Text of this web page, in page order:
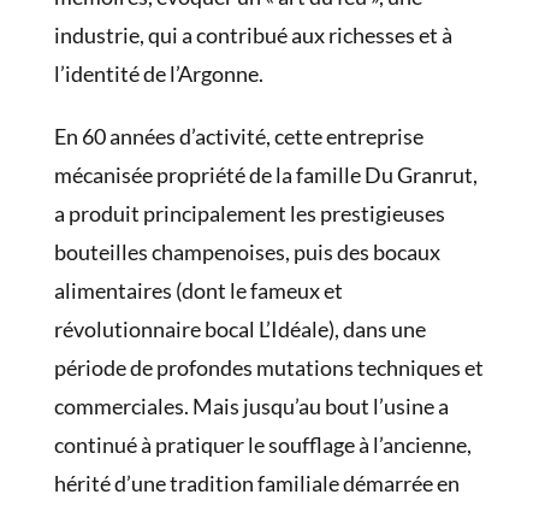
industrie, qui a contribué aux richesses et à
l’identité de l’Argonne.
En 60 années d’activité, cette entreprise
mécanisée propriété de la famille Du Granrut,
a produit principalement les prestigieuses
bouteilles champenoises, puis des bocaux
alimentaires (dont le fameux et
révolutionnaire bocal L’Idéale), dans une
période de profondes mutations techniques et
commerciales. Mais jusqu’au bout l’usine a
continué à pratiquer le soufflage à l’ancienne,
hérité d’une tradition familiale démarrée en